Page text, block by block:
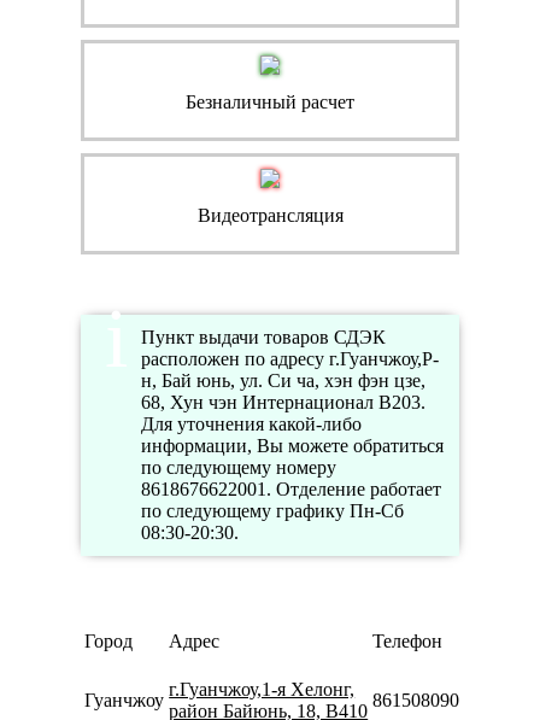
Безналичный расчет
Видеотрансляция
Пункт выдачи товаров СДЭК
расположен по адресу г.Гуанчжоу,Р-
н, Бай юнь, ул. Си ча, хэн фэн цзе,
68, Хун чэн Интернационал В203.
Для уточнения какой-либо
информации, Вы можете обратиться
по следующему номеру
8618676622001. Отделение работает
по следующему графику Пн-Сб
08:30-20:30.
Город Адрес Телефон
Гуанчжоу
г.Гуанчжоу,1-я Хелонг,
район Байюнь, 18, B410
8615080901331